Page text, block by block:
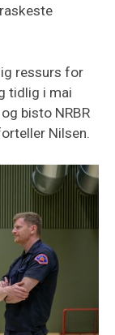
ressurs for
tidlig i mai
bisto NRBR
Nilsen.